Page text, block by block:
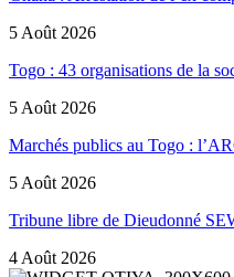
5 Août 2026
Togo : 43 organisations de la
5 Août 2026
Marchés publics au Togo :
5 Août 2026
Tribune libre de Dieudonné
4 Août 2026